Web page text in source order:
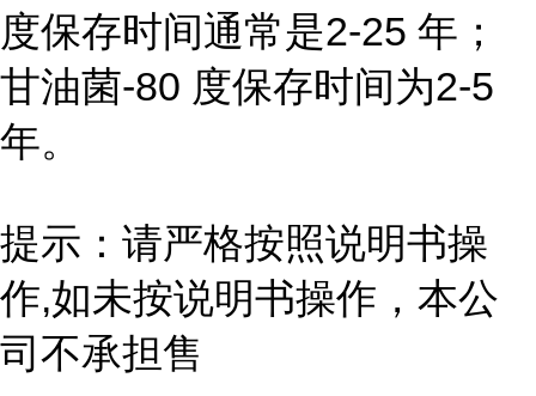
度保存时间通常是2-25 年；
甘油菌-80 度保存时间为2-5
年。
提示：请严格按照说明书操
作,如未按说明书操作，本公
司不承担售